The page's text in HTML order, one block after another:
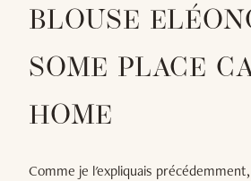
BLOUSE
SOME PLACE
HOME
Comme je l'expliquais